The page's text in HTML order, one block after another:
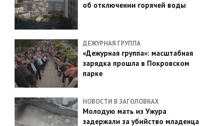
об отключении горячей воды
ДЕЖУРНАЯ ГРУППА
«Дежурная группа»: масштабная
зарядка прошла в Покровском
парке
НОВОСТИ В ЗАГОЛОВКАХ
Молодую мать из Ужура
задержали за убийство младенца